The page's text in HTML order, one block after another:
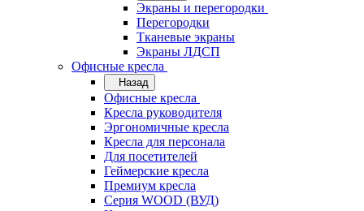
Экраны и перегородки
Перегородки
Тканевые экраны
Экраны ЛДСП
Офисные кресла
Назад
Офисные кресла
Кресла руководителя
Эргономичные кресла
Кресла для персонала
Для посетителей
Геймерские кресла
Премиум кресла
Серия WOOD (ВУД)